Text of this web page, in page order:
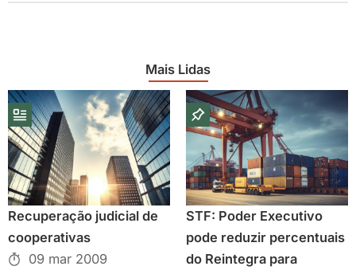
Mais Lidas
Recuperação judicial de
cooperativas
09 mar 2009
STF: Poder Executivo
pode reduzir percentuais
do Reintegra para